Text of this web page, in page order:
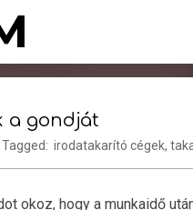
a gondját
Tagged: irodatakarító cégek,
okoz, hogy a munkaidő